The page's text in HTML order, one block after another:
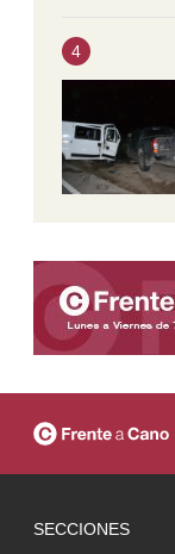
4
SECCIONES